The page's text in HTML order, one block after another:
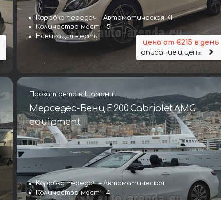
Коробка передач – Автоматическая КП
Количество мест – 5
Навигация – есть
цена от €215 в день
описание и цены
Прокат авто в Шамони
Мерседес-Бенц E 200 Cabriolet AMG
equipment
Коробка передач – Автоматическая
Количество мест – 4